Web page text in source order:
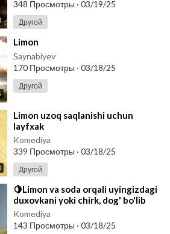
348 Просмотры · 03/19/25
Другой
⁣Limon
Saynabiyev
170 Просмотры · 03/18/25
Другой
⁣Limon uzoq saqlanishi uchun
layfxak
Komediya
339 Просмотры · 03/18/25
Другой
⁣🍋Limon va soda orqali uyingizdagi
duxovkani yoki chirk, dog' bo'lib
ketgan joylarni qanday
Komediya
143 Просмотры · 03/18/25